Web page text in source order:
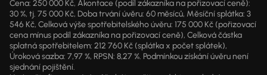
Cena: 250 000 Kč, Akontace (podíl zákazníka na pořizovací ceně):
30 %, tj. 75 000 Kč, Doba trvání úvěru: 60 měsíců, Měsíční splátka: 3
546 Kč, Celková výše spotřebitelského úvěru: 175 000 Kč (pořizovací
cena mínus podíl zákazníka na pořizovací ceně), Celková částka
splatná spotřebitelem: 212 760 Kč (splátka x počet splátek),
Úroková sazba: 7,97 %, RPSN: 8,27 %. Podmínkou získání úvěru není
sjednání pojištění.